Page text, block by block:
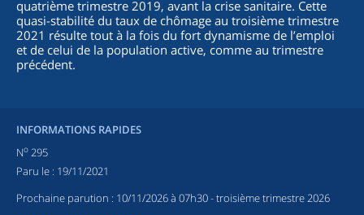
quatrième trimestre 2019, avant la crise sanitaire. Cette
quasi-stabilité du taux de chômage au troisième trimestre
2021 résulte tout à la fois du fort dynamisme de l’emploi
et de celui de la population active, comme au trimestre
précédent.
INFORMATIONS RAPIDES
No 295
Paru le : 19/11/2021
Prochaine parution : 10/11/2026 à 07h30- troisième trimestre 2026